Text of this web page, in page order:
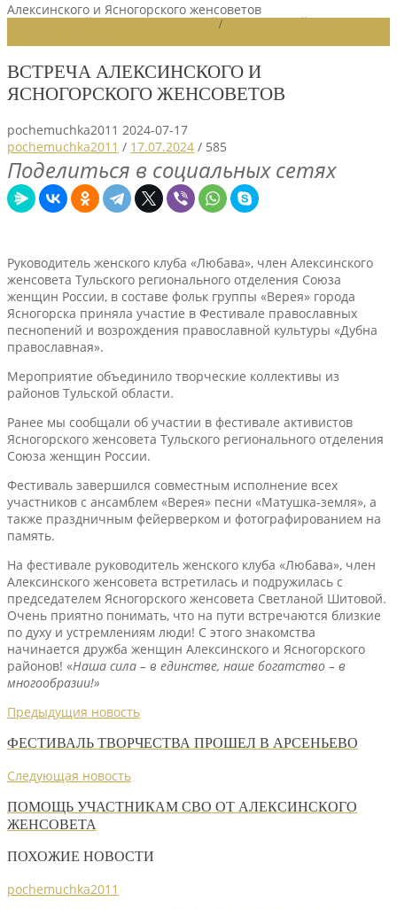
Алексинского и Ясногорского женсоветов
/
ВСТРЕЧА АЛЕКСИНСКОГО И
ЯСНОГОРСКОГО ЖЕНСОВЕТОВ
pochemuchka2011 2024-07-17
pochemuchka2011 / 17.07.2024 / 585
Поделиться в социальных сетях
Руководитель женского клуба «Любава», член Алексинского
женсовета Тульского регионального отделения Союза
женщин России, в составе фольк группы «Верея» города
Ясногорска приняла участие в Фестивале православных
песнопений и возрождения православной культуры «Дубна
православная».
Мероприятие объединило творческие коллективы из
районов Тульской области.
Ранее мы сообщали об участии в фестивале активистов
Ясногорского женсовета Тульского регионального отделения
Союза женщин России.
Фестиваль завершился совместным исполнение всех
участников с ансамблем «Верея» песни «Матушка-земля», а
также праздничным фейерверком и фотографированием на
память.
На фестивале руководитель женского клуба «Любава», член
Алексинского женсовета встретилась и подружилась с
председателем Ясногорского женсовета Светланой Шитовой.
Очень приятно понимать, что на пути встречаются близкие
по духу и устремлениям люди! С этого знакомства
начинается дружба женщин Алексинского и Ясногорского
районов! «Наша сила – в единстве, наше богатство – в
многообразии!»
Предыдущия новость
ФЕСТИВАЛЬ ТВОРЧЕСТВА ПРОШЕЛ В АРСЕНЬЕВО
Следующая новость
ПОМОЩЬ УЧАСТНИКАМ СВО ОТ АЛЕКСИНСКОГО
ЖЕНСОВЕТА
ПОХОЖИЕ НОВОСТИ
pochemuchka2011